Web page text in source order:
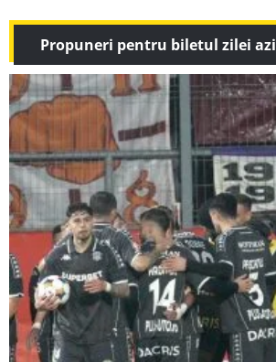
Propuneri pentru biletul zilei azi